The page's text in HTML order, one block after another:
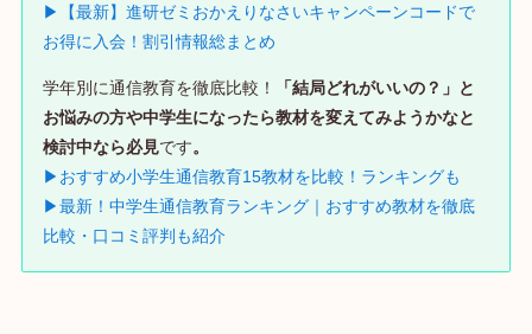
▶【最新】進研ゼミおかえりなさいキャンペーンコードで
お得に入会！割引情報総まとめ
学年別に通信教育を徹底比較！
「結局どれがいいの？」と
お悩みの方や中学生になったら教材を変えてみようかなと
検討中なら必見です。
▶おすすめ小学生通信教育15教材を比較！ランキングも
▶最新！中学生通信教育ランキング｜おすすめ教材を徹底
比較・口コミ評判も紹介